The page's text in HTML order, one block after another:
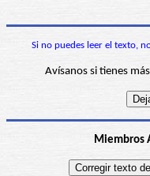
Si no puedes leer el texto,
Avísanos si tienes
Miembros